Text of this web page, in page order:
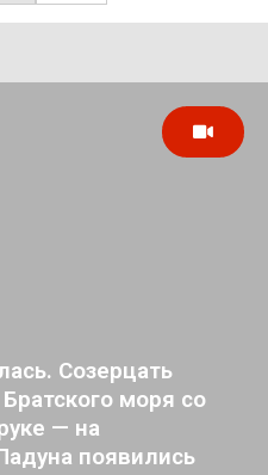
Созерцать
моря со
— на
появились